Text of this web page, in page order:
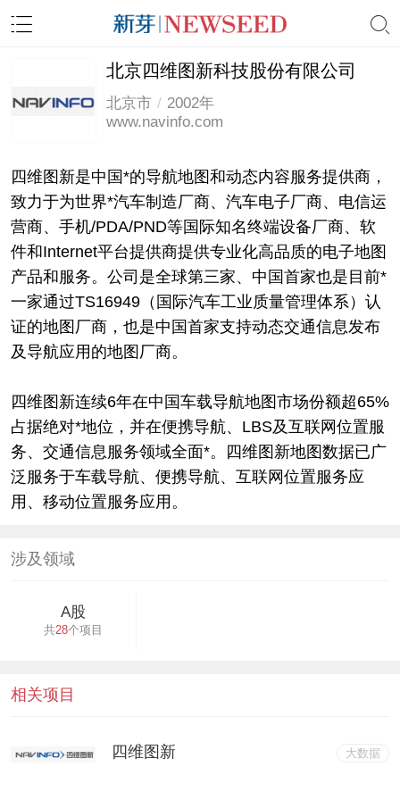
北京四维图新科技股份有限公司
北京市 / 2002年
www.navinfo.com
四维图新是中国*的导航地图和动态内容服务提供商，
致力于为世界*汽车制造厂商、汽车电子厂商、电信运
营商、手机/PDA/PND等国际知名终端设备厂商、软
件和Internet平台提供商提供专业化高品质的电子地图
产品和服务。公司是全球第三家、中国首家也是目前*
一家通过TS16949（国际汽车工业质量管理体系）认
证的地图厂商，也是中国首家支持动态交通信息发布
及导航应用的地图厂商。
四维图新连续6年在中国车载导航地图市场份额超65%
占据绝对*地位，并在便携导航、LBS及互联网位置服
务、交通信息服务领域全面*。四维图新地图数据已广
泛服务于车载导航、便携导航、互联网位置服务应
用、移动位置服务应用。
涉及领域
A股
共28个项目
相关项目
四维图新 大数据